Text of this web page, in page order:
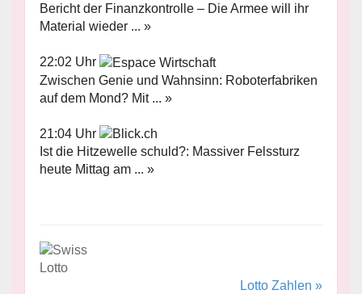
Bericht der Finanzkontrolle – Die Armee will ihr
Material wieder ... »
22:02 Uhr
Zwischen Genie und Wahnsinn: Roboterfabriken
auf dem Mond? Mit ... »
21:04 Uhr
Ist die Hitzewelle schuld?: Massiver Felssturz
heute Mittag am ... »
Lotto Zahlen »